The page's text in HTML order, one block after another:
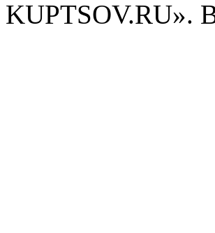
KUPTSOV.RU».